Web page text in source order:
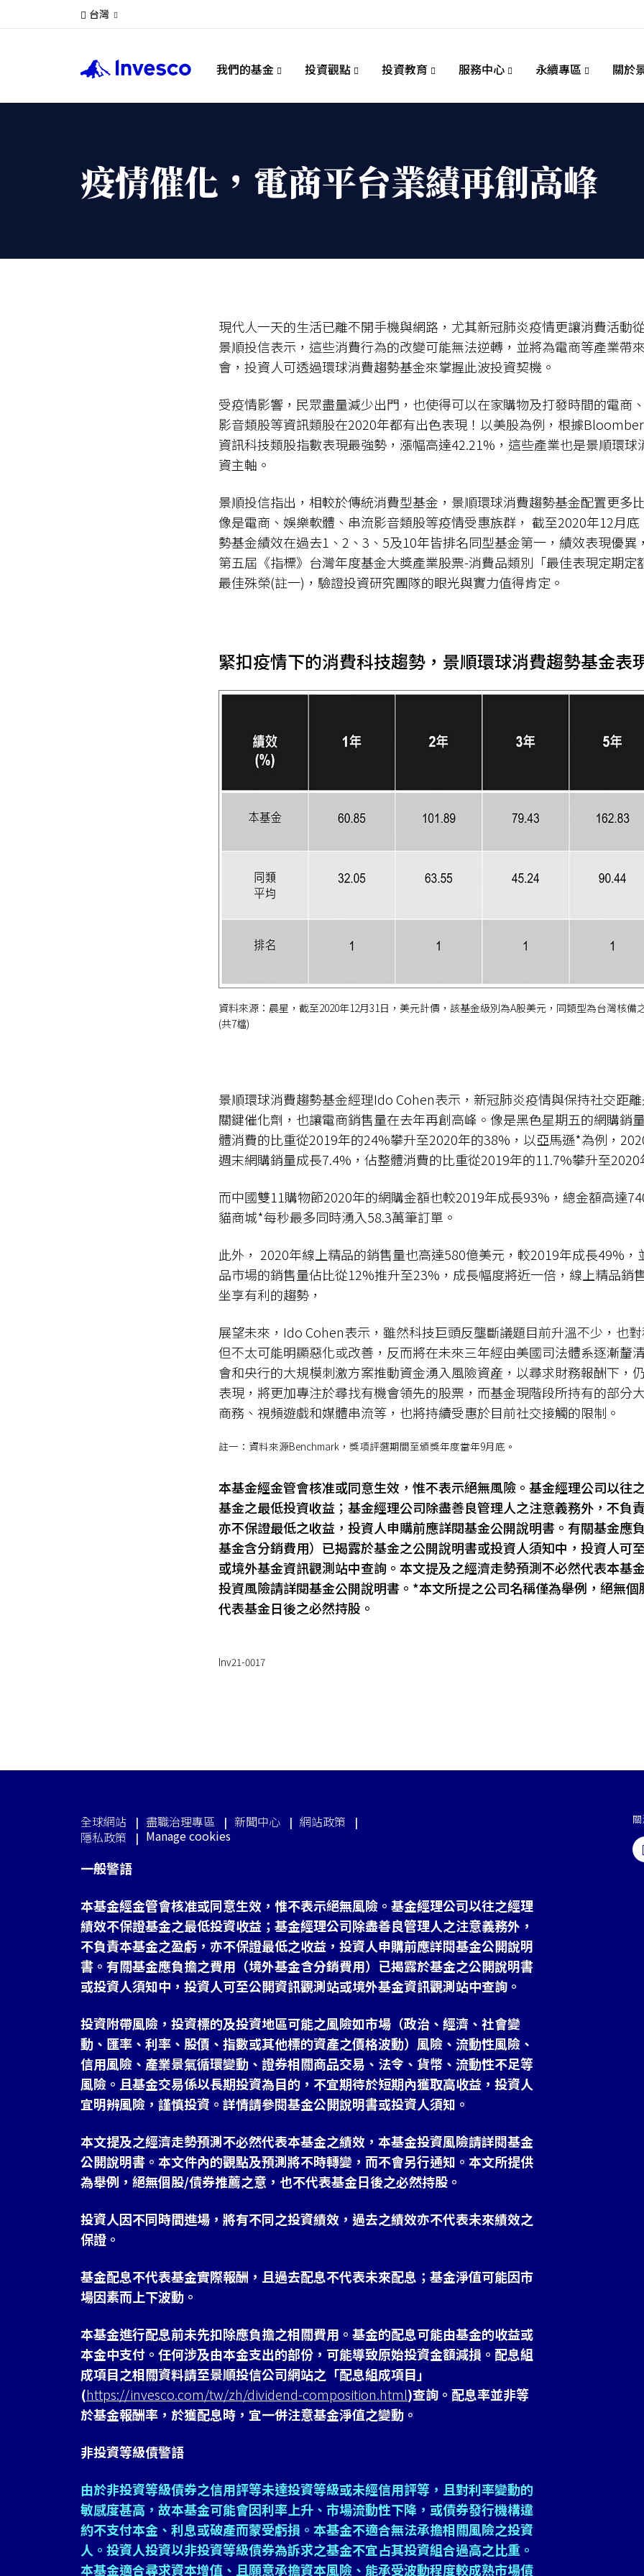
我們的基金 投資觀點 投資教育 服務中心 永續專區 關於
台灣
疫情催化，電商平台業績再創高峰
現代人一天的生活已離不開手機與網路，尤其新冠肺炎疫情更讓消費活動
景順投信表示，這些消費行為的改變可能無法逆轉，並將為電商等產業帶
會，投資人可透過環球消費趨勢基金來掌握此波投資契機。
受疫情影響，民眾盡量減少出門，也使得可以在家購物及打發時間的電商
影音類股等資訊類股在2020年都有出色表現！以美股為例，根據
資訊科技類股指數表現最強勢，漲幅高達42.21%，這些產業也是景順環球
資主軸。
景順投信指出，相較於傳統消費型基金，景順環球消費趨勢基金配置更多
像是電商、娛樂軟體、串流影音類股等疫情受惠族群， 截至2020年12月
勢基金績效在過去1、2、3、5及10年皆排名同型基金第一，績效表現優異
第五屆《指標》台灣年度基金大獎產業股票-消費品類別「最佳表現定期定
最佳殊榮(註一)，驗證投資研究團隊的眼光與實力值得肯定。
緊扣疫情下的消費科技趨勢，景順環球消費趨勢基金表
資料來源：晨星，截至2020年12月31日，美元計價，該基金級別為A股美元，同類型為台灣核備
(共7檔)
景順環球消費趨勢基金經理Ido Cohen表示，新冠肺炎疫情與保持社交距
關鍵催化劑，也讓電商銷售量在去年再創高峰。像是黑色星期五的網購銷
體消費的比重從2019年的24%攀升至2020年的38%，以亞馬遜*為例，
週末網購銷量成長7.4%，佔整體消費的比重從2019年的11.7%攀升至
而中國雙11購物節2020年的網購金額也較2019年成長93%，總金額高達
貓商城*每秒最多同時湧入58.3萬筆訂單。
此外， 2020年線上精品的銷售量也高達580億美元，較2019年成長49%，
品市場的銷售量佔比從12%推升至23%，成長幅度將近一倍，線上精品銷
坐享有利的趨勢，
展望未來，Ido Cohen表示，雖然科技巨頭反壟斷議題目前升溫不少，也
但不太可能明顯惡化或改善，反而將在未來三年經由美國司法體系逐漸釐
會和央行的大規模刺激方案推動資金湧入風險資産，以尋求財務報酬下，
表現，將更加專注於尋找有機會領先的股票，而基金現階段所持有的部分
商務、視頻遊戲和媒體串流等，也將持續受惠於目前社交接觸的限制。
註一：資料來源Benchmark，獎項評選期間至頒獎年度當年9月底。
本基金經金管會核准或同意生效，惟不表示絕無風險。基金經理公司以往
基金之最低投資收益；基金經理公司除盡善良管理人之注意義務外，不負
亦不保證最低之收益，投資人申購前應詳閱基金公開說明書。有關基金應
基金含分銷費用）已揭露於基金之公開說明書或投資人須知中，投資人可
或境外基金資訊觀測站中查詢。本文提及之經濟走勢預測不必然代表本基
投資風險請詳閱基金公開說明書。*本文所提之公司名稱僅為舉例，絕無
代表基金日後之必然持股。
Inv21-0017
全球網站 盡職治理專區 新聞中心
網站政策
隱私政策
Manage cookies
一般警語
本基金經金管會核准或同意生效，惟不表示絕無風險。基金經理公司以往之經理
績效不保證基金之最低投資收益；基金經理公司除盡善良管理人之注意義務外，
不負責本基金之盈虧，亦不保證最低之收益，投資人申購前應詳閱基金公開說明
書。有關基金應負擔之費用（境外基金含分銷費用）已揭露於基金之公開說明書
或投資人須知中，投資人可至公開資訊觀測站或境外基金資訊觀測站中查詢。
投資附帶風險，投資標的及投資地區可能之風險如市場（政治、經濟、社會變
動、匯率、利率、股價、指數或其他標的資產之價格波動）風險、流動性風險、
信用風險、產業景氣循環變動、證券相關商品交易、法令、貨幣、流動性不足等
風險。且基金交易係以長期投資為目的，不宜期待於短期內獲取高收益，投資人
宜明辨風險，謹慎投資。詳情請參閱基金公開說明書或投資人須知。
本文提及之經濟走勢預測不必然代表本基金之績效，本基金投資風險請詳閱基金
公開說明書。本文件內的觀點及預測將不時轉變，而不會另行通知。本文所提供
為舉例，絕無個股/債券推薦之意，也不代表基金日後之必然持股。
投資人因不同時間進場，將有不同之投資績效，過去之績效亦不代表未來績效之
保證。
基金配息不代表基金實際報酬，且過去配息不代表未來配息；基金淨值可能因市
場因素而上下波動。
本基金進行配息前未先扣除應負擔之相關費用。基金的配息可能由基金的收益或
本金中支付。任何涉及由本金支出的部份，可能導致原始投資金額減損。配息組
成項目之相關資料請至景順投信公司網站之「配息組成項目」
(https://invesco.com/tw/zh/dividend-composition.html)查詢。配息率並非等
於基金報酬率，於獲配息時，宜一併注意基金淨值之變動。
非投資等級債警語
由於非投資等級債券之信用評等未達投資等級或未經信用評等，且對利率變動的
敏感度甚高，故本基金可能會因利率上升、市場流動性下降，或債券發行機構違
約不支付本金、利息或破產而蒙受虧損。本基金不適合無法承擔相關風險之投資
人。投資人投資以非投資等級債券為訴求之基金不宜占其投資組合過高之比重。
本基金適合尋求資本增值、且願意承擔資本風險、能承受波動程度較成熟市場債